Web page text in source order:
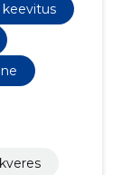
keevitus